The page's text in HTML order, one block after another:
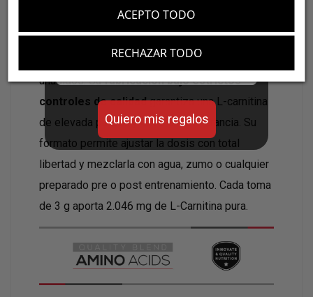
L-Carnitina 3000 PowderdeVitobest®
aporta L-carnitina L-tartratoAminopure®en
polvo neutro, sin colorantes ni edulcorantes
añadidos. Sufabricación bajo estrictos
controles de calidadgarantiza una L-carnitina
de elevada pureza y excelente tolerancia. Su
formato permite ajustar la dosis con total
libertad y mezclarla con agua, zumo o cualquier
preparado pre o post entrenamiento. Cada toma
de 3 g aporta 2.046 mg de L-Carnitina pura.
RECHAZAR TODO
ACEPTO TODO
Aumenta el valor de tus compras con regalos
diseñados para mejorar tu rendimiento
Quiero mis regalos